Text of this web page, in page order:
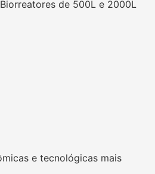
de 500L e 2000L
e tecnológicas mais